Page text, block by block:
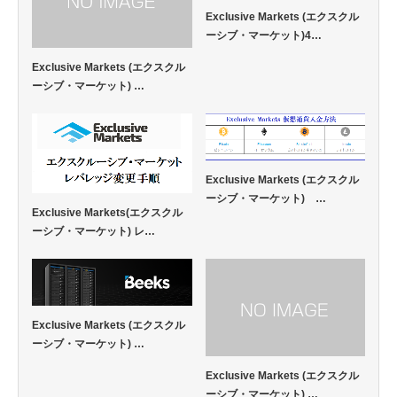
Exclusive Markets (エクスクル
ーシブ・マーケット) …
Exclusive Markets (エクスクル
ーシブ・マーケット)4…
Exclusive Markets(エクスクル
ーシブ・マーケット) レ…
Exclusive Markets (エクスクル
ーシブ・マーケット) …
Exclusive Markets (エクスクル
ーシブ・マーケット) …
Exclusive Markets (エクスクル
ーシブ・マーケット) …